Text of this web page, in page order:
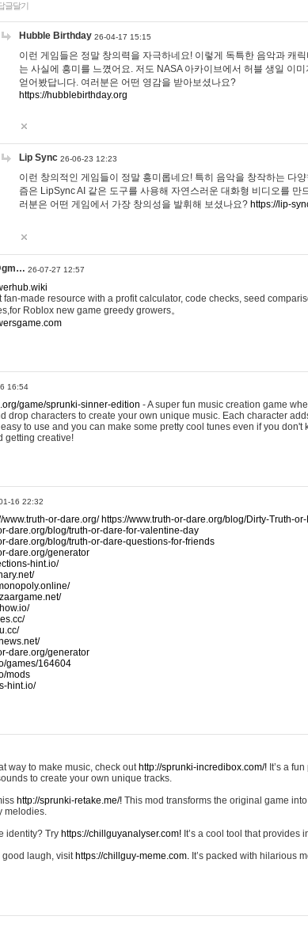
글달기
Hubble Birthday 26-04-17 15:15
이런 게임들은 정말 창의력을 자극하네요! 이렇게 독특한 음악과 캐
는 사실에 흥미를 느꼈어요. 저도 NASA 아카이브에서 허블 생일 이
얻어봤답니다. 여러분은 어떤 영감을 받아보셨나요?
https://hubblebirthday.org
Lip Sync 26-06-23 12:23
이런 창의적인 게임들이 정말 흥미롭네요! 특히 음악을 창작하는 다
즘은 LipSync AI 같은 도구를 사용해 자연스러운 대화형 비디오를 만
러분은 어떤 게임에서 가장 창의성을 발휘해 보셨나요? https://lip-
26-07-27 12:57
made resource with a profit calculator, code checks, seed
Roblox new game greedy growers。
16:54
game/sprunki-sinner-edition - A super fun music creation game
drop characters to create your own unique music. Each character
to use and you can make some pretty cool tunes even if you don't
getting creative!
16 22:32
www.truth-or-dare.org/ https://www.truth-or-dare.org/blog/Dirty-Truth-
dare.org/blog/truth-or-dare-for-valentine-day
dare.org/blog/truth-or-dare-questions-for-friends
dare.org/generator
hint.io/
dare.org/generator
games/164604
mods
hint.io/
way to make music, check out http://sprunki-incredibox.com/! It’s a
to create your own unique tracks.
http://sprunki-retake.me/! This mod transforms the original game
melodies.
identity? Try https://chillguyanalyser.com! It’s a cool tool that provides
good laugh, visit https://chillguy-meme.com. It’s packed with hilarious